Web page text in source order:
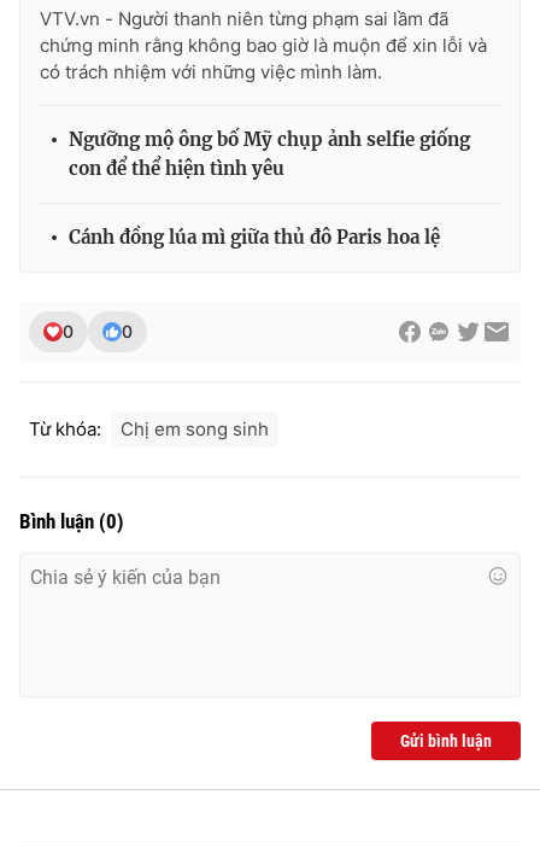
Theo dõi báo trên
Cơ quan báo chí:
Tổng Biên tập:Vũ Thanh Thủy
Tổng đài VTV:
Email: toasoan@vtv.vn
VTV.vn - Người thanh niên từng phạm sai lầm đã
chứng minh rằng không bao giờ là muộn để xin lỗi và
có trách nhiệm với những việc mình làm.
Ngưỡng mộ ông bố Mỹ chụp ảnh selfie giống
con để thể hiện tình yêu
Cánh đồng lúa mì giữa thủ đô Paris hoa lệ
0 0
Từ khóa: Chị em song sinh
Bình luận (0)
Gửi bình luận